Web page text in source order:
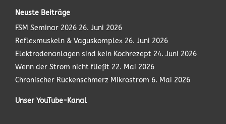
Neuste Beiträge
FSM Seminar 2026 26. Juni 2026
Reflexmuskeln & Vaguskomplex 26. Juni 2026
Elektrodenanlagen sind kein Kochrezept 24. Juni 2026
Wenn der Strom nicht fließt 22. Mai 2026
Chronischer Rückenschmerz Mikrostrom 6. Mai 2026
Unser YouTube-Kanal